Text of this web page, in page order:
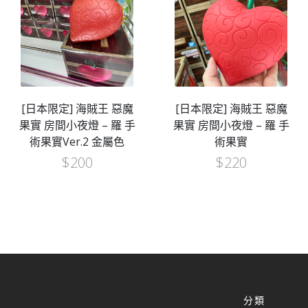
[日本限定] 海賊王 惡魔
果實 房間小夜燈 – 羅 手
術果實Ver.2 金屬色
$200
[日本限定] 海賊王 惡魔
果實 房間小夜燈 – 羅 手
術果實
$220
分類